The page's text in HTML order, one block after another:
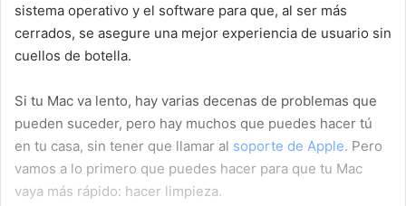
sistema operativo y el software para que, al ser más
cerrados, se asegure una mejor experiencia de usuario sin
cuellos de botella.
Si tu Mac va lento, hay varias decenas de problemas que
pueden suceder, pero hay muchos que puedes hacer tú
en tu casa, sin tener que llamar al soporte de Apple. Pero
vamos a lo primero que puedes hacer para que tu Mac
vaya más rápido: hacer limpieza.